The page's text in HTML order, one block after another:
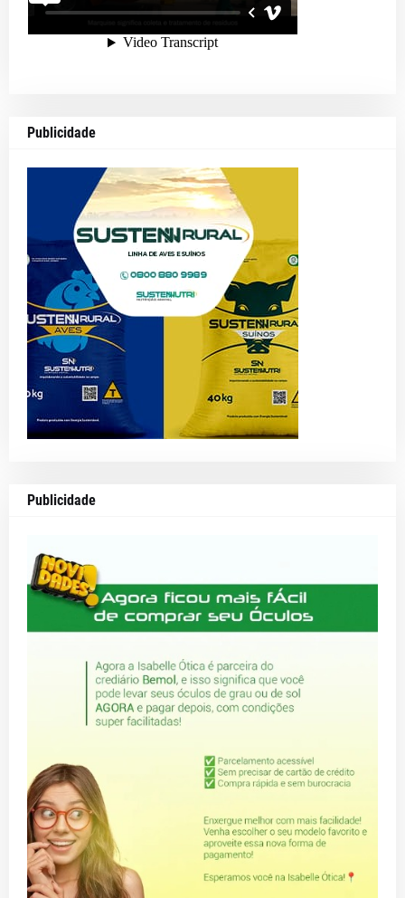
Publicidade
Publicidade